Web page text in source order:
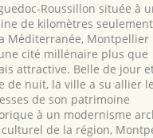
Roussillon située à
de kilomètres seulement
Méditerranée, Montpellier
cité millénaire plus que
attractive. Belle de jour
de nuit, la ville a su allier
de son patrimoine
à un modernisme
de la région,